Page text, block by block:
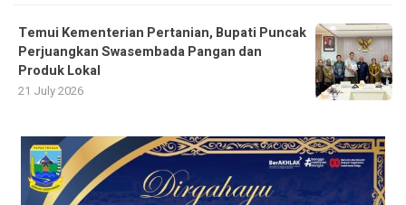
Temui Kementerian Pertanian, Bupati Puncak
Perjuangkan Swasembada Pangan dan
Produk Lokal
21 July 2026